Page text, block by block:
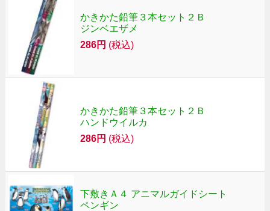
かきかた鉛筆３本セット２Ｂ
ジンベエザメ
286円 (税込)
かきかた鉛筆３本セット２Ｂ
ハンドウイルカ
286円 (税込)
下敷きＡ４ アニマルガイドシート
ペンギン